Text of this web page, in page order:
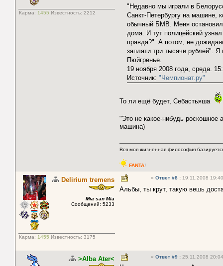
Карма: 1455 Известность: 2212
"Недавно мы играли в
Санкт-Петербургу на машине,
обычный БМВ. Меня
дома. И тут полицейский
правда?". А потом, не
заплати три тысячи рублей".
Пюйгренье.
19 ноября 2008 года, среда.
Источник: "Чемпионат.ру"
То ли ещё будет, Себастьяша
"Это не какое-нибудь
машина)
Вся моя жизненная философия
FANTA!
Delirium tremens
Mia san Mia
Сообщений: 5233
Карма: 1455 Известность: 3175
« Ответ #8 : 19.11.2008
Альбы, ты крут, такую вешь
>Alba Ater< « Ответ #9 : 25.11.2008